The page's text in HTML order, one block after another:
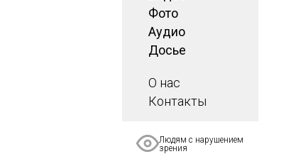
Фото
Аудио
Досье
О нас
Контакты
Людям с нарушением
зрения